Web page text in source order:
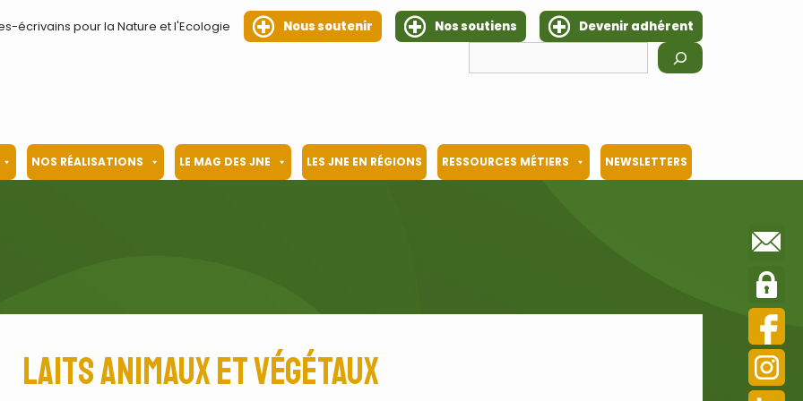
écrivains pour la Nature et l'Ecologie Nous soutenir Nos soutiens
Devenir adhérent
NOS RÉALISATIONS LE MAG DES JNE LES JNE EN RÉGIONS RESSOURCES MÉTIERS NEWSLETTERS
Laits animaux et végétaux